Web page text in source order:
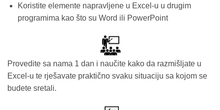
Koristite elemente napravljene u Excel-u u drugim
programima kao što su Word ili PowerPoint
Provedite sa nama 1 dan i naučite kako da razmišljate u
Excel-u te rješavate praktično svaku situaciju sa kojom se
budete sretali.